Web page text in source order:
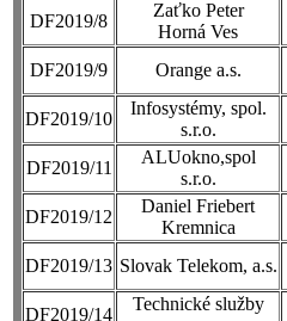
DF2019/8
Zaťko Peter
Horná Ves
DF2019/9 Orange a.s.
DF2019/10
Infosystémy, spol.
s.r.o.
DF2019/11
ALUokno,spol
s.r.o.
DF2019/12
Daniel Friebert
Kremnica
DF2019/13 Slovak Telekom, a.s.
DF2019/14
Technické služby